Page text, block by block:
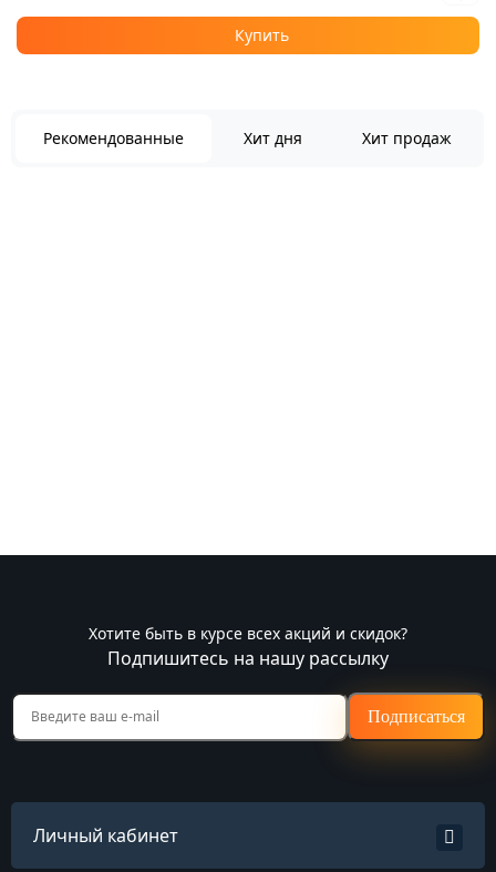
Купить
Рекомендованные Хит дня Хит продаж
Хотите быть в курсе всех акций и скидок?
Подпишитесь на нашу рассылку
Подписаться
Личный кабинет